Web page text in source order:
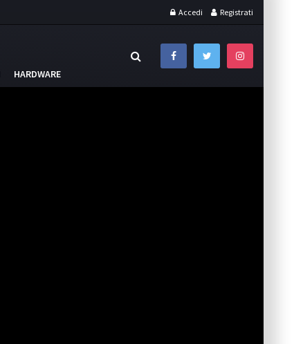
Accedi Registrati
HARDWARE